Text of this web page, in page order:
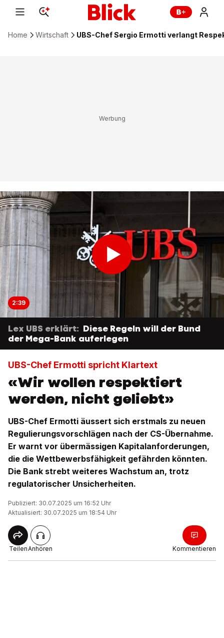
Home Wirtschaft UBS-Chef Sergio Ermotti verlangt
2:39
Lex UBS erklärt: Diese Regeln will der Bund
der Mega-Bank auferlegen
UBS-Chef Ermotti spricht Klartext
«Wir wollen respektiert
werden, nicht geliebt»
UBS-Chef Ermotti äussert sich erstmals zu neuen
Regulierungsvorschlägen nach der CS-Übernahme.
Er warnt vor übermässigen Kapitalanforderungen,
die die Wettbewerbsfähigkeit gefährden könnten.
Die Bank strebt weiteres Wachstum an, trotz
regulatorischer Unsicherheiten.
Publiziert: 30.07.2025 um 16:52 Uhr
Aktualisiert: 30.07.2025 um 18:54 Uhr
TeilenAnhören Kommentieren